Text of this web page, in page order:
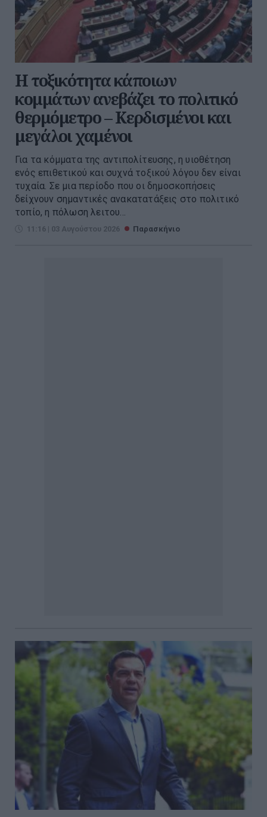
Η τοξικότητα κάποιων
κομμάτων ανεβάζει το πολιτικό
θερμόμετρο – Κερδισμένοι και
μεγάλοι χαμένοι
Για τα κόμματα της αντιπολίτευσης, η υιοθέτηση
ενός επιθετικού και συχνά τοξικού λόγου δεν είναι
τυχαία. Σε μια περίοδο που οι δημοσκοπήσεις
δείχνουν σημαντικές ανακατατάξεις στο πολιτικό
τοπίο, η πόλωση λειτου...
11:16 | 03 Αυγούστου 2026 Παρασκήνιο